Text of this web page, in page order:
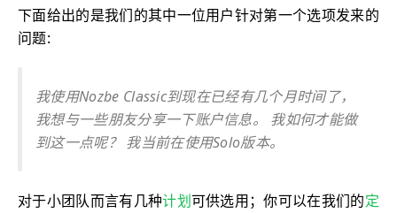
下面给出的是我们的其中一位用户针对第一个选项发来的
问题:
我使用Nozbe Classic到现在已经有几个月时间了，
我想与一些朋友分享一下账户信息。 我如何才能做
到这一点呢？ 我当前在使用Solo版本。
对于小团队而言有几种计划可供选用；你可以在我们的定